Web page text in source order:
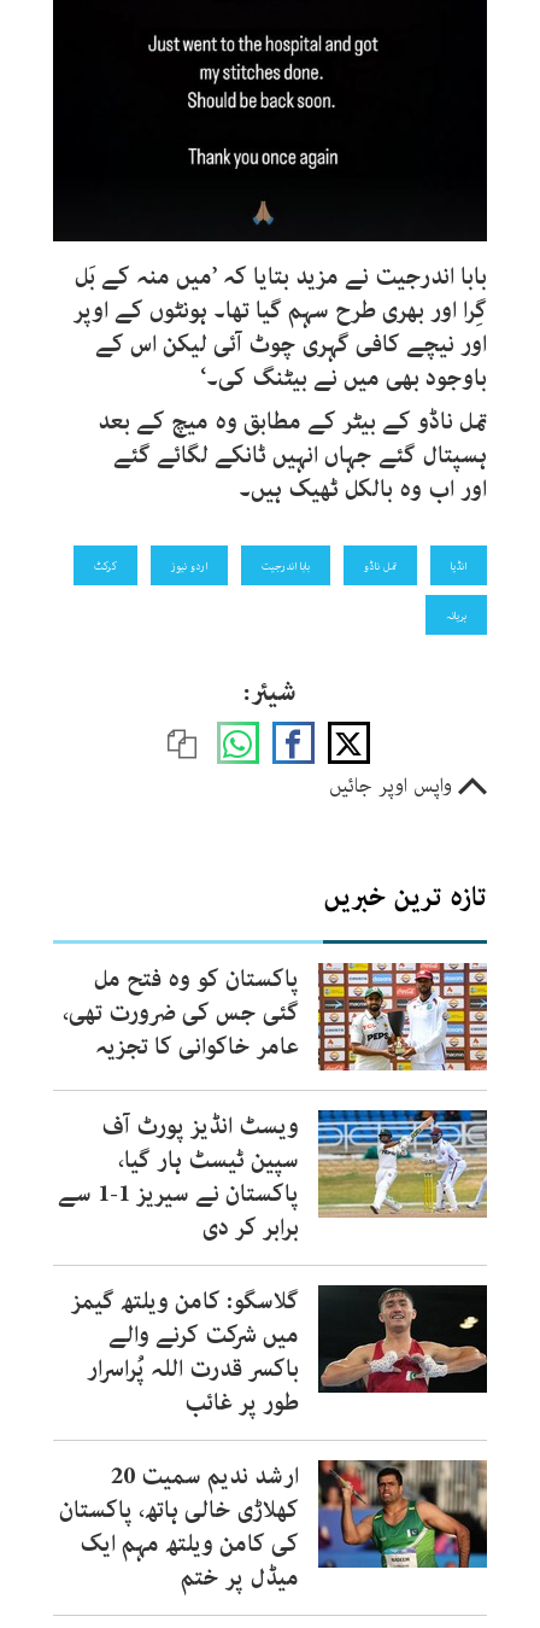
بابا اندرجیت نے مزید بتایا کہ ’میں منہ کے بَل
گِرا اور بھری طرح سہم گیا تھا۔ ہونٹوں کے اوپر
اور نیچے کافی گہری چوٹ آئی لیکن اس کے
باوجود بھی میں نے بیٹنگ کی۔‘
تمل ناڈو کے بیٹر کے مطابق وہ میچ کے بعد
ہسپتال گئے جہاں انہیں ٹانکے لگائے گئے
اور اب وہ بالکل ٹھیک ہیں۔
انڈیا تمل ناڈو بابا اندرجیت اردو نیوز کرکٹ
ہریانہ
شیئر:
واپس اوپر جائیں
تازہ ترین خبریں
پاکستان کو وہ فتح مل
گئی جس کی ضرورت تھی،
عامر خاکوانی کا تجزیہ
ویسٹ انڈیز پورٹ آف
سپین ٹیسٹ ہار گیا،
پاکستان نے سیریز 1-1 سے
برابر کر دی
گلاسگو: کامن ویلتھ گیمز
میں شرکت کرنے والے
باکسر قدرت اللہ پُراسرار
طور پر غائب
ارشد ندیم سمیت 20
کھلاڑی خالی ہاتھ، پاکستان
کی کامن ویلتھ مہم ایک
میڈل پر ختم